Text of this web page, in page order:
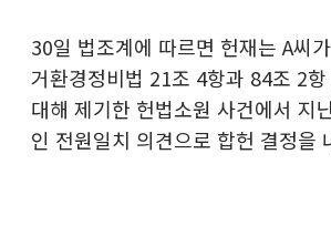
30일 법조계에 따르면 헌재는 A씨
거환경정비법 21조 4항과 84조 2
대해 제기한 헌법소원 사건에서 지
인 전원일치 의견으로 합헌 결정을